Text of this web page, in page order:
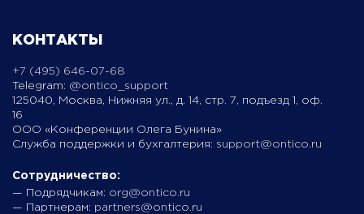
КОНТАКТЫ
+7 (495) 646-07-68
Telegram: @ontico_support
125040, Москва, Нижняя ул., д. 14, стр. 7, подъезд 1, оф.
16
ООО «Конференции Олега Бунина»
Служба поддержки и бухгалтерия: support@ontico.ru
Сотрудничество:
— Подрядчикам: org@ontico.ru
— Партнерам: partners@ontico.ru